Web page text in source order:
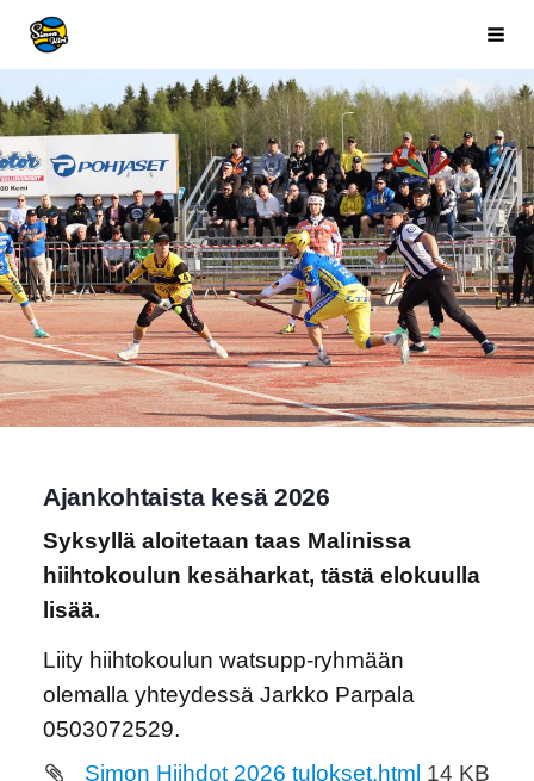
Siirry
sivun
sisältöön
Simon Kiri
Ajankohtaista kesä 2026
Syksyllä aloitetaan taas Malinissa
hiihtokoulun kesäharkat, tästä elokuulla
lisää.
Liity hiihtokoulun watsupp-ryhmään
olemalla yhteydessä Jarkko Parpala
0503072529.
Simon Hiihdot 2026 tulokset.html 14 KB